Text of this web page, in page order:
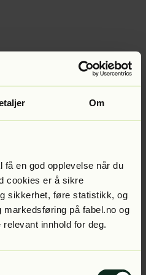
Om
en god opplevelse når du
cookies er å sikre
sikkerhet, føre statistikk, og
markedsføring på fabel.no og
innhold for deg.